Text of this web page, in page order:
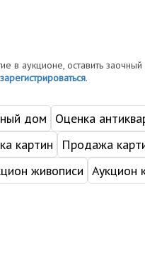
в аукционе, оставить
зарегистрироваться.
дом
Оценка
картин
Продажа
живописи Аукцион